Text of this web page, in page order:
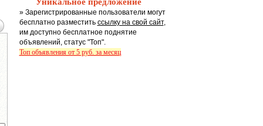
» Зарегистрированные пользователи могут
бесплатно разместить ссылку на свой сайт,
им доступно бесплатное поднятие
объявлений, статус "Топ".
Топ объявления от 5 руб. за месяц